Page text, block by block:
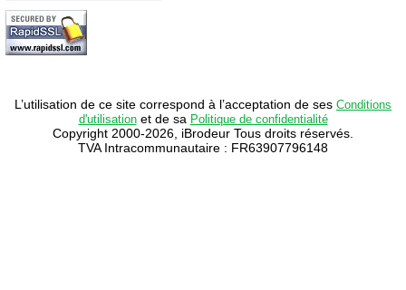
L’utilisation de ce site correspond à l’acceptation de ses Conditions
d'utilisationet de sa Politique de confidentialité
Copyright 2000-2026, iBrodeur Tous droits réservés.
TVA Intracommunautaire : FR63907796148